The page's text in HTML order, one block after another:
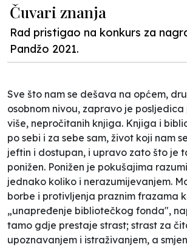
Čuvari znanja
Rad pristigao na konkurs za
Pandžo 2021.
Sve što nam se dešava na općem,
osobnom nivou, zapravo je posljedica
više, nepročitanih knjiga. Knjiga i
po sebi i za sebe sam, život koji nam
jeftin i dostupan, i upravo zato što je
ponižen. Ponižen je pokušajima
jednako koliko i nerazumijevanjem.
borbe i protivljenja praznim frazama
„unapređenje bibliotečkog fonda",
tamo gdje prestaje strast; strast za
upoznavanjem i istraživanjem, a